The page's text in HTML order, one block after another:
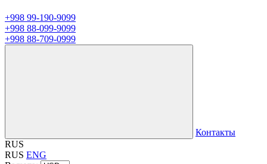
+998 99-190-9099
+998 88-099-9099
+998 88-709-0999
Контакты
RUS
RUS ENG